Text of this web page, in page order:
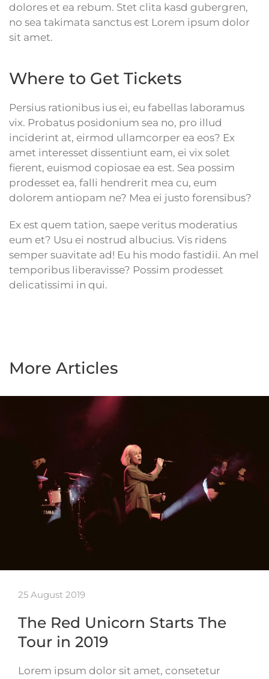
dolores et ea rebum. Stet clita kasd gubergren,
no sea takimata sanctus est Lorem ipsum dolor
sit amet.
Where to Get Tickets
Persius rationibus ius ei, eu fabellas laboramus
vix. Probatus posidonium sea no, pro illud
inciderint at, eirmod ullamcorper ea eos? Ex
amet interesset dissentiunt eam, ei vix solet
fierent, euismod copiosae ea est. Sea possim
prodesset ea, falli hendrerit mea cu, eum
dolorem antiopam ne? Mea ei justo forensibus?
Ex est quem tation, saepe veritus moderatius
eum et? Usu ei nostrud albucius. Vis ridens
semper suavitate ad! Eu his modo fastidii. An mel
temporibus liberavisse? Possim prodesset
delicatissimi in qui.
More Articles
25 August 2019
The Red Unicorn Starts The
Tour in 2019
Lorem ipsum dolor sit amet, consetetur